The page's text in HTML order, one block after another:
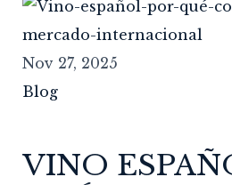
Nov 27, 2025
Blog
VINO